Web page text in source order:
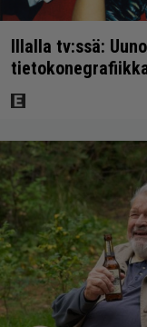
Illalla tv:ssä: